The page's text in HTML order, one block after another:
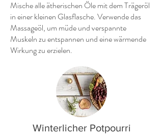
Mische alle ätherischen Öle mit dem Trägeröl
in einer kleinen Glasflasche. Verwende das
Massageöl, um müde und verspannte
Muskeln zu entspannen und eine wärmende
Wirkung zu erzielen.
Winterlicher Potpourri